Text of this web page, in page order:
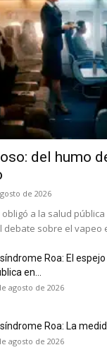
del humo
de 2026
a la salud
debate sobre el vapeo
síndrome Roa: El
en...
agosto de 2026
síndrome Roa: La
agosto de 2026